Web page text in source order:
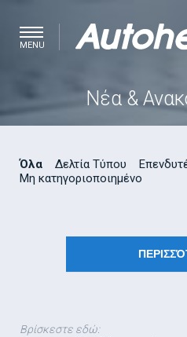
MENU
Νέα &
Όλα Δελτία Τύπου
Μη κατηγοριοποιημένο
Βρίσκεστε εδώ: